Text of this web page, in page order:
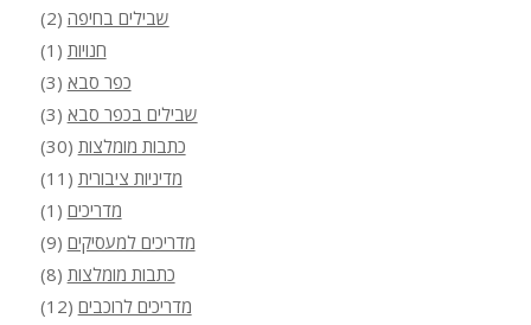
שבילים בחיפה (2)
חנויות (1)
כפר סבא (3)
שבילים בכפר סבא (3)
כתבות מומלצות (30)
מדיניות ציבורית (11)
מדריכים (1)
מדריכים למעסיקים (9)
כתבות מומלצות (8)
מדריכים לרוכבים (12)